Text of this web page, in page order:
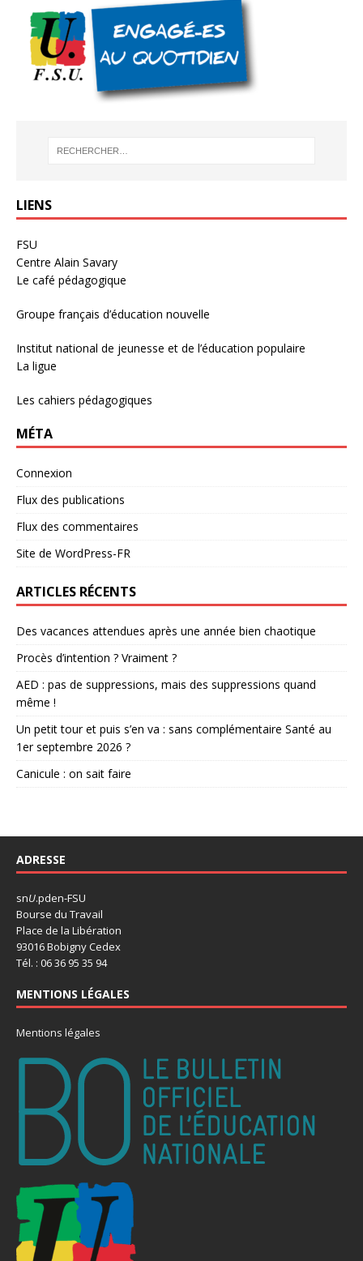
LIENS
FSU
Centre Alain Savary
Le café pédagogique
Groupe français d’éducation nouvelle
Institut national de jeunesse et de l’éducation populaire
La ligue
Les cahiers pédagogiques
MÉTA
Connexion
Flux des publications
Flux des commentaires
Site de WordPress-FR
ARTICLES RÉCENTS
Des vacances attendues après une année bien chaotique
Procès d’intention ? Vraiment ?
AED : pas de suppressions, mais des suppressions quand
même !
Un petit tour et puis s’en va : sans complémentaire Santé au
1er septembre 2026 ?
Canicule : on sait faire
ADRESSE
snU.pden-FSU
Bourse du Travail
Place de la Libération
93016 Bobigny Cedex
Tél. : 06 36 95 35 94
MENTIONS LÉGALES
Mentions légales